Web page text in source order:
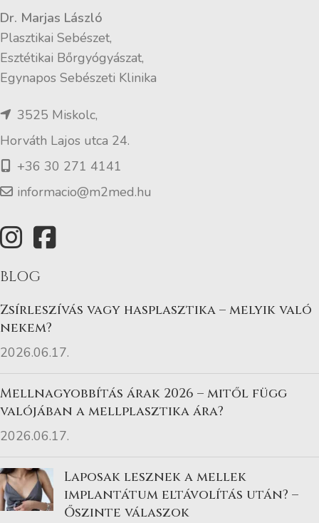
Dr. Marjas László
Plasztikai Sebészet,
Esztétikai Bőrgyógyászat,
Egynapos Sebészeti Klinika
3525 Miskolc,
Horváth Lajos utca 24.
+36 30 271 4141
informacio@m2med.hu
BLOG
Zsírleszívás vagy hasplasztika – melyik való
nekem?
2026.06.17.
Mellnagyobbítás árak 2026 – mitől függ
valójában a mellplasztika ára?
2026.06.17.
Laposak lesznek a mellek
implantátum eltávolítás után? –
Őszinte válaszok